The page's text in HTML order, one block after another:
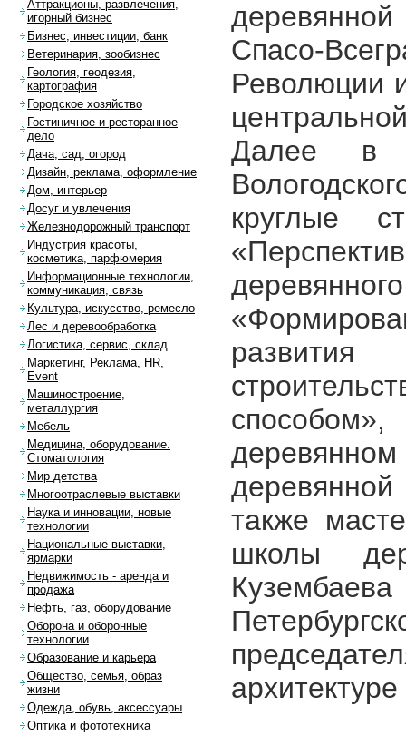
Спасо-
Революции
Далее в
круглые
развития
деревянной
также
школы
Аттракционы, развлечения,
игорный бизнес
Бизнес, инвестиции, банк
Ветеринария, зообизнес
Геология, геодезия,
картография
Городское хозяйство
Гостиничное и ресторанное
дело
Дача, сад, огород
Дизайн, реклама, оформление
Дом, интерьер
Досуг и увлечения
Железнодорожный транспорт
Индустрия красоты,
косметика, парфюмерия
Информационные технологии,
коммуникация, связь
Культура, искусство, ремесло
Лес и деревообработка
Логистика, сервис, склад
Маркетинг, Реклама, HR,
Event
Машиностроение,
металлургия
Мебель
Медицина, оборудование.
Стоматология
Мир детства
Многоотраслевые выставки
Наука и инновации, новые
технологии
Национальные выставки,
ярмарки
Недвижимость - аренда и
продажа
Нефть, газ, оборудование
Оборона и оборонные
технологии
Образование и карьера
Общество, семья, образ
жизни
Одежда, обувь, аксессуары
Оптика и фототехника